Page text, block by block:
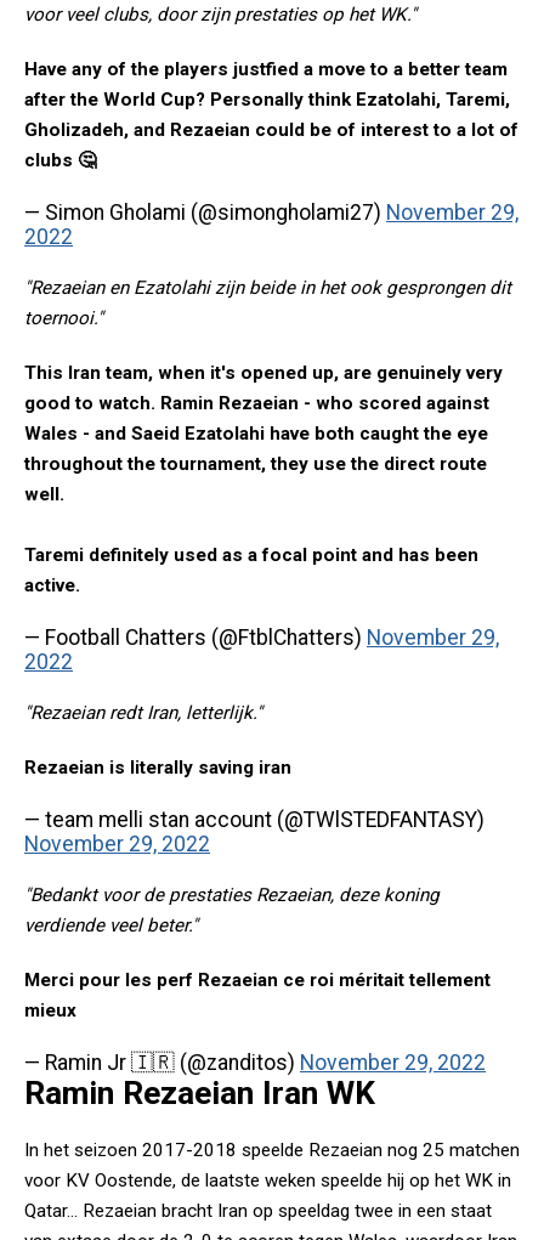
voor veel clubs, door zijn prestaties op het WK."
Have any of the players justfied a move to a better team
after the World Cup? Personally think Ezatolahi, Taremi,
Gholizadeh, and Rezaeian could be of interest to a lot of
clubs 🤔
— Simon Gholami (@simongholami27) November 29,
2022
"Rezaeian en Ezatolahi zijn beide in het ook gesprongen dit
toernooi."
This Iran team, when it's opened up, are genuinely very
good to watch. Ramin Rezaeian - who scored against
Wales - and Saeid Ezatolahi have both caught the eye
throughout the tournament, they use the direct route
well.
Taremi definitely used as a focal point and has been
active.
— Football Chatters (@FtblChatters) November 29,
2022
"Rezaeian redt Iran, letterlijk."
Rezaeian is literally saving iran
— team melli stan account (@TWlSTEDFANTASY)
November 29, 2022
"Bedankt voor de prestaties Rezaeian, deze koning
verdiende veel beter."
Merci pour les perf Rezaeian ce roi méritait tellement
mieux
— Ramin Jr 🇮🇷 (@zanditos) November 29, 2022
Ramin Rezaeian Iran WK
In het seizoen 2017-2018 speelde Rezaeian nog 25 matchen
voor KV Oostende, de laatste weken speelde hij op het WK in
Qatar... Rezaeian bracht Iran op speeldag twee in een staat